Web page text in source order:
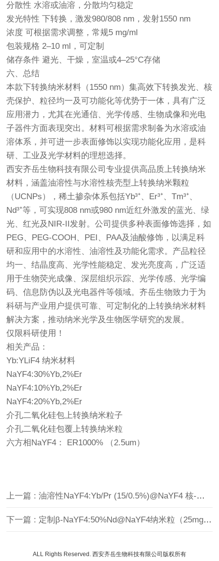
分散性 水溶或油溶，分散均匀稳定
发光特性 下转换，激发980/808 nm，发射1550 nm
浓度 可根据需求调整，常规5 mg/ml
包装规格 2–10 ml，可定制
储存条件 避光、干燥，室温或4–25°C存储
六、总结
本款下转换纳米材料（1550 nm）集高效下转换发光、核
壳保护、粒径均一及可功能化等优势于一体，具有广泛
应用潜力，尤其在光通信、光学传感、生物成像和光电
子器件方面表现突出。材料可根据需求制备为水溶或油
溶体系，并可进一步表面修饰以实现功能化应用，是科
研、工业及光学材料的理想选择。
西安齐岳生物科技有限公司专业提供高品质上转换纳米
材料，涵盖油溶性与水溶性核壳型上转换纳米颗粒
（UCNPs），稀土掺杂体系包括Yb³⁺、Er³⁺、Tm³⁺、
Nd³⁺等，可实现808 nm或980 nm近红外激发的蓝光、绿
光、红光及NIR-II发射。公司提供多种表面修饰选择，如
PEG、PEG-COOH、PEI、PAA及油酸修饰，以满足科
研和应用中的水溶性、油溶性及功能化需求。产品粒径
均一、结晶度高、光学性能稳定、发光亮度高，广泛适
用于生物荧光成像、深层组织示踪、光学传感、光学编
码、信息防伪以及光电器件等领域。齐岳生物致力于为
科研与产业用户提供可靠、可定制化的上转换纳米材料
解决方案，推动纳米光学及生物医学研究的发展。
仅限科研使用！
相关产品：
Yb:YLiF4 纳米材料
NaYF4:30%Yb,2%Er
NaYF4:10%Yb,2%Er
NaYF4:20%Yb,2%Er
介孔二氧化硅包上转换纳米粒子
介孔二氧化硅包覆上转换纳米粒
六方相NaYF4： ER1000% （2.5um）
上一篇 : 油溶性NaYF4:Yb/Pr (15/0.5%)@NaYF4 核-壳纳米颗粒（80 nm 核 + 20 nm 壳，总粒径约110 nm, 5 mg/ml）
下一篇 : 定制β-NaYF4:50%Nd@NaYF4纳米粒（25mg/ml）
ALL Rights Reserved. 西安齐岳生物科技有限公司版权所有